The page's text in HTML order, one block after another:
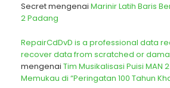
Secretmengenai Marinir Latih Baris
2 Padang
RepairCdDvD is a professional data
recover data from scratched or
mengenai Tim Musikalisasi Puisi MAN
Memukau di “Peringatan 100 Tahun